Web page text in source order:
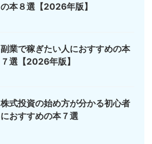
の本８選【2026年版】
副業で稼ぎたい人におすすめの本
７選【2026年版】
株式投資の始め方が分かる初心者
におすすめの本７選